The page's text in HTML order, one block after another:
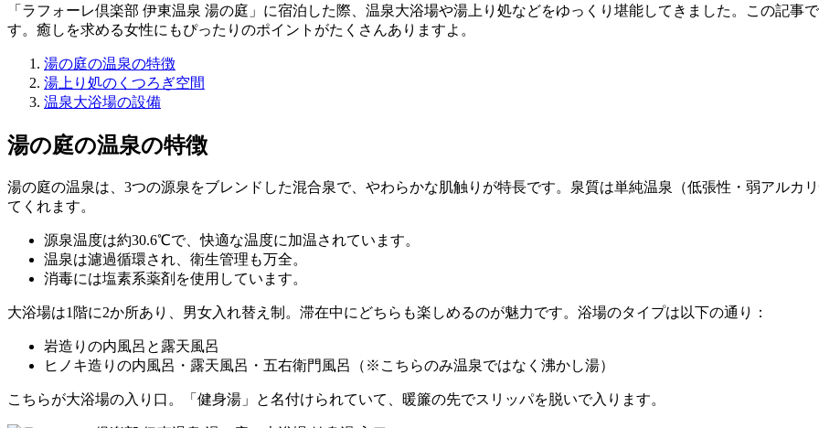
「ラフォーレ倶楽部 伊東温泉 湯の庭」に宿泊した際、温泉大浴場や湯上り処などをゆっくり堪能してきました。この記事
す。癒しを求める女性にもぴったりのポイントがたくさんありますよ。
湯の庭の温泉の特徴
湯上り処のくつろぎ空間
温泉大浴場の設備
湯の庭の温泉の特徴
湯の庭の温泉は、3つの源泉をブレンドした混合泉で、やわらかな肌触りが特長です。泉質は単純温泉（低張性・弱アルカ
てくれます。
源泉温度は約30.6℃で、快適な温度に加温されています。
温泉は濾過循環され、衛生管理も万全。
消毒には塩素系薬剤を使用しています。
大浴場は1階に2か所あり、男女入れ替え制。滞在中にどちらも楽しめるのが魅力です。浴場のタイプは以下の通り：
岩造りの内風呂と露天風呂
ヒノキ造りの内風呂・露天風呂・五右衛門風呂（※こちらのみ温泉ではなく沸かし湯）
こちらが大浴場の入り口。「健身湯」と名付けられていて、暖簾の先でスリッパを脱いで入ります。